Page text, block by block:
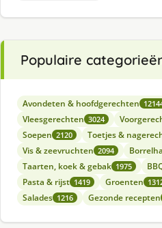
Populaire
Avondeten & hoofdgerechten
Vleesgerechten 3024
Soepen 2120 Toetjes &
Vis & zeevruchten 2094
Taarten, koek & gebak 1975
Pasta & rijst 1419 Groenten
Salades 1216 Gezonde recepten